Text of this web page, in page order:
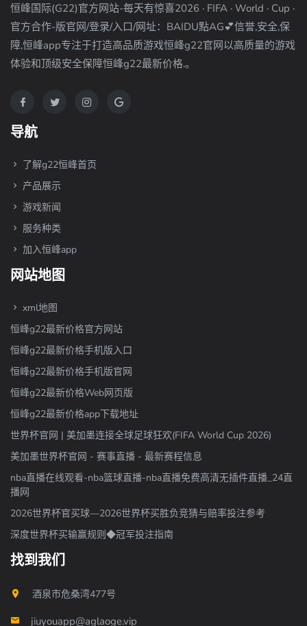
恒峰国际(G22)官方网站-每天有惊喜2026 · FIFA · World · Cup ·
官方合作-版官网/登录/入口/网址：BAIDU點AG💕信誉,安全,保
障,恒峰app专注于打造高品质游戏恒峰g22官网以高质量的游戏
体验和顶级安全保障恒峰g22最新价格.。
导航
了解g22恒峰首页
产品展示
游戏新闻
服务种类
加入恒峰app
网站地图
xml地图
恒峰g22最新价格官方网站
恒峰g22最新价格手机版入口
恒峰g22最新价格手机版官网
恒峰g22最新价格Web网页版
恒峰g22最新价格app下载地址
世界杯官网 | 美加墨连接全球足球狂欢(FIFA World Cup 2026)
美加墨世界杯官网 - 赛事直播 - 最新赛程信息
nba直播在线观看-nba篮球直播-nba直播免费高清无插件直播_24直
播网
2026世界杯官买球—2026世界杯买胜负竞猜与赔率投注参考
深度世界杯买输赢规则◆冠军投注指南
找到我们
酒泉市危桑湾477号
jiuyouapp@aglaoge.vip